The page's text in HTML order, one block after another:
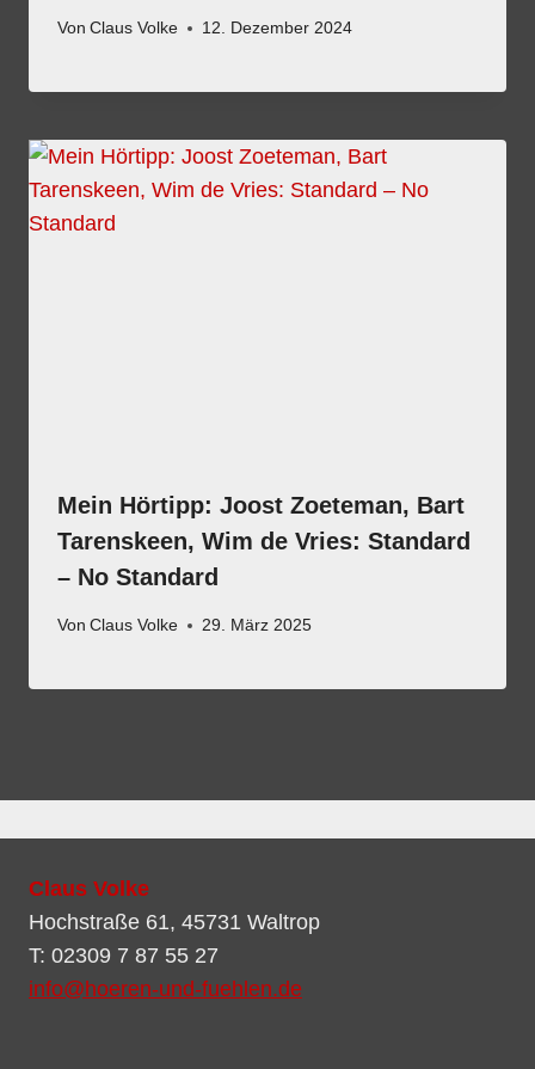
Von Claus Volke 12. Dezember 2024
Mein Hörtipp: Joost Zoeteman, Bart
Tarenskeen, Wim de Vries: Standard
– No Standard
Von Claus Volke 29. März 2025
Claus Volke
Hochstraße 61, 45731 Waltrop
T: 02309 7 87 55 27
info@hoeren-und-fuehlen.de